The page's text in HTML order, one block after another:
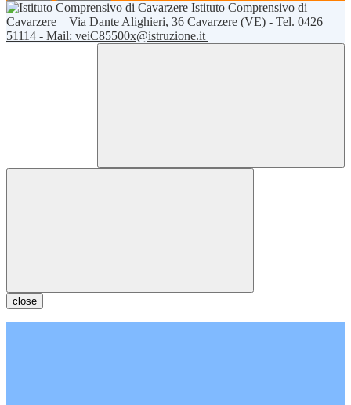
Istituto Comprensivo di
Cavarzere
Via Dante Alighieri, 36 Cavarzere (VE) - Tel. 0426
51114 - Mail: veiC85500x@istruzione.it
close